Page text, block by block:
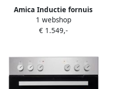
Amica Inductie fornuis
ACIS2115S 90cm met
aangesloten 2 Fase Perilex
1 webshop
€ 1.549,-